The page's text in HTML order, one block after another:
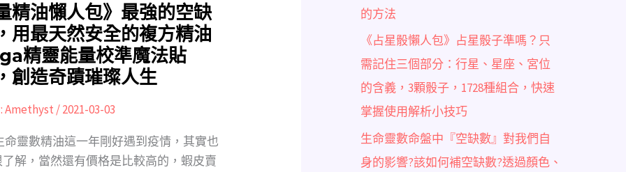
精油懶人包》最強的空缺
用最天然安全的複方精油
精靈能量校準魔法貼
創造奇蹟璀璨人生
Amethyst /2021-03-03
靈數精油這一年剛好遇到疫情，其實也
解，當然還有價格是比較高的，蝦皮賣
的方法
《占星骰懶人包》占星骰子準嗎？只
需記住三個部分：行星、星座、宮位
的含義，3顆骰子，1728種組合，快速
掌握使用解析小技巧
生命靈數命盤中『空缺數』對我們自
身的影響?該如何補空缺數?透過顏色、